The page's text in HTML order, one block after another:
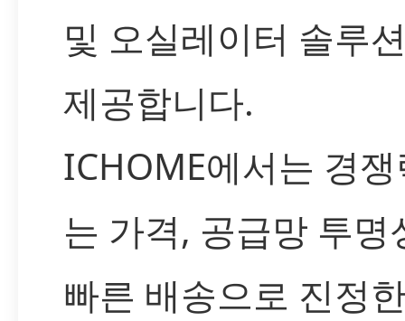
및 오실레이터 솔루
제공합니다.
ICHOME에서는 경
는 가격, 공급망 투명
빠른 배송으로 진정